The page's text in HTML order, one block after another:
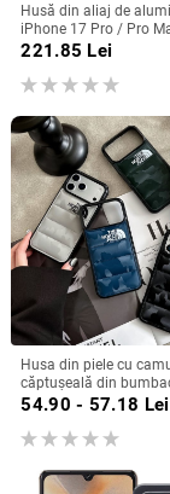
Husă din aliaj de
iPhone 17 Pro / Pro
anti-cădere, închidere
turnare prin injecție,
personalizare
221.85 Lei
Husa din piele cu
căptușeală din
de iarnă, compatibilă
54.90 - 57.18 Lei